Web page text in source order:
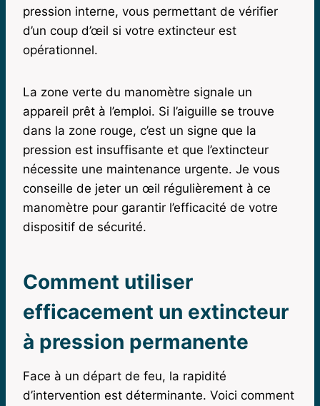
pression interne, vous permettant de vérifier
d’un coup d’œil si votre extincteur est
opérationnel.
La zone verte du manomètre signale un
appareil prêt à l’emploi. Si l’aiguille se trouve
dans la zone rouge, c’est un signe que la
pression est insuffisante et que l’extincteur
nécessite une maintenance urgente. Je vous
conseille de jeter un œil régulièrement à ce
manomètre pour garantir l’efficacité de votre
dispositif de sécurité.
Comment utiliser
efficacement un extincteur
à pression permanente
Face à un départ de feu, la rapidité
d’intervention est déterminante. Voici comment